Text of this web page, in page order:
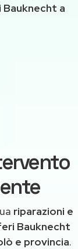
a
riparazioni e
Bauknecht
e provincia.